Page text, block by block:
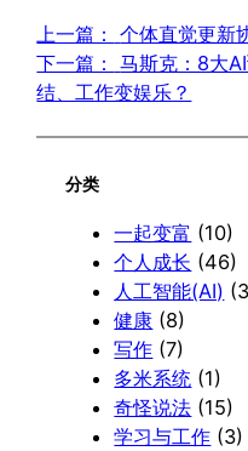
上一篇：
个体直觉更新
下一篇：
马斯克：8大
结、工作变娱乐？
分类
一起变富 (10)
个人成长 (46)
人工智能(AI)
健康 (8)
写作 (7)
多米系统 (1)
奇怪说法 (15)
学习与工作 (3)